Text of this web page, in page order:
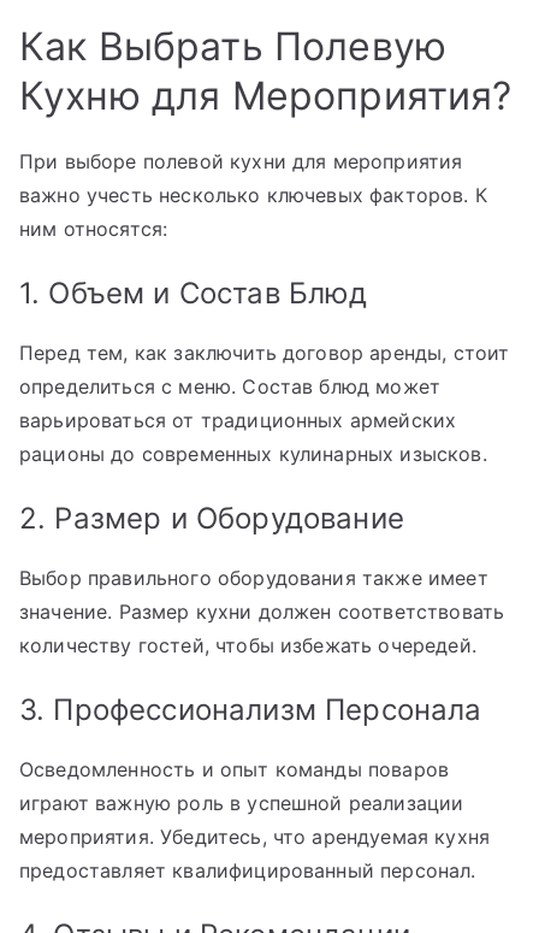
Как Выбрать Полевую
Кухню для Мероприятия?
При выборе полевой кухни для мероприятия
важно учесть несколько ключевых факторов. К
ним относятся:
1. Объем и Состав Блюд
Перед тем, как заключить договор аренды, стоит
определиться с меню. Состав блюд может
варьироваться от традиционных армейских
рационы до современных кулинарных изысков.
2. Размер и Оборудование
Выбор правильного оборудования также имеет
значение. Размер кухни должен соответствовать
количеству гостей, чтобы избежать очередей.
3. Профессионализм Персонала
Осведомленность и опыт команды поваров
играют важную роль в успешной реализации
мероприятия. Убедитесь, что арендуемая кухня
предоставляет квалифицированный персонал.